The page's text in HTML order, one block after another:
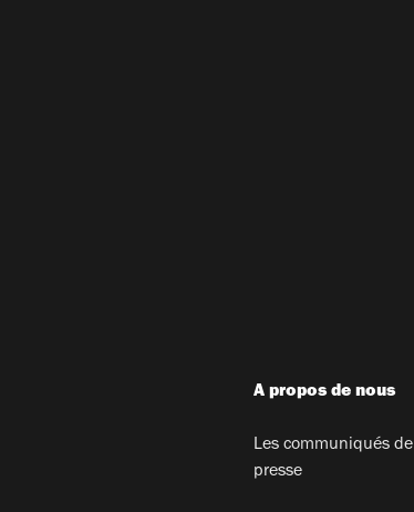
A propos de nous
Les communiqués de
presse